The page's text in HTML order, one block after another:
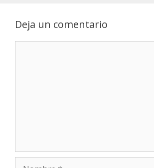
Deja un comentario